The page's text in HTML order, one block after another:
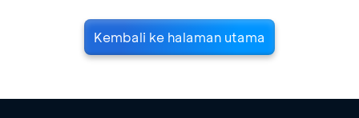
Kembali ke halaman utama